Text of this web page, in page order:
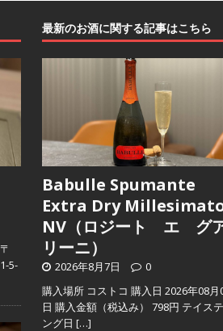
5-
最新のお酒に関する記事はこちら
Babulle Spumante
Extra Dry
NV（ロジート エ グ
リーニ）
2026年8月7日
0
購入場所 コストコ 購入日 2026年08月
日 購入金額（税込み） 798円 テイス
ング日 […]